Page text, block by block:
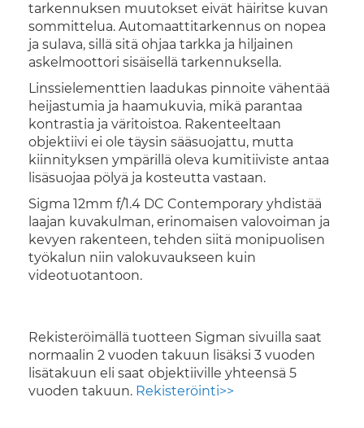
tarkennuksen muutokset eivät häiritse kuvan
sommittelua. Automaattitarkennus on nopea
ja sulava, sillä sitä ohjaa tarkka ja hiljainen
askelmoottori sisäisellä tarkennuksella.
Linssielementtien laadukas pinnoite vähentää
heijastumia ja haamukuvia, mikä parantaa
kontrastia ja väritoistoa. Rakenteeltaan
objektiivi ei ole täysin sääsuojattu, mutta
kiinnityksen ympärillä oleva kumitiiviste antaa
lisäsuojaa pölyä ja kosteutta vastaan.
Sigma 12mm f/1.4 DC Contemporary yhdistää
laajan kuvakulman, erinomaisen valovoiman ja
kevyen rakenteen, tehden siitä monipuolisen
työkalun niin valokuvaukseen kuin
videotuotantoon.
Rekisteröimällä tuotteen Sigman sivuilla saat
normaalin 2 vuoden takuun lisäksi 3 vuoden
lisätakuun eli saat objektiiville yhteensä 5
vuoden takuun. Rekisteröinti>>